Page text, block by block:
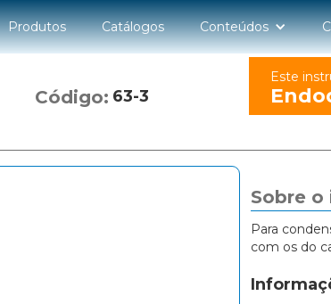
Produtos Catálogos Conteúdos
Código: 63-3
Este
Sobre
Para
com os do